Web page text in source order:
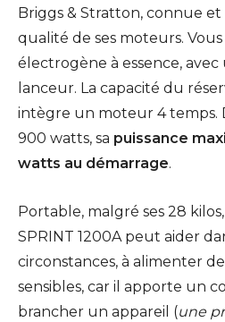
Briggs & Stratton, connue
qualité de ses moteurs.
électrogène à essence,
lanceur. La capacité du
intègre un moteur 4 temps.
900 watts, sa puissance
watts au démarrage.
Portable, malgré ses 28
SPRINT 1200A peut aider
circonstances, à alimenter
sensibles, car il apporte un
brancher un appareil (une